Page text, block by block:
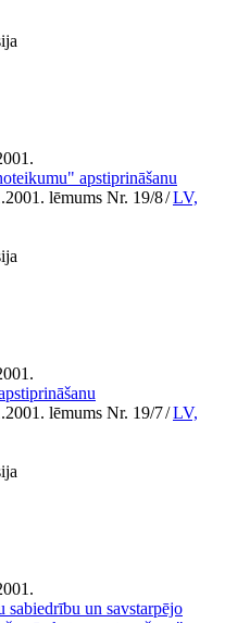
apstiprināšanu
lēmums Nr. 19/8/LV,
lēmums Nr. 19/7/LV,
sabiedrību un savstarpējo